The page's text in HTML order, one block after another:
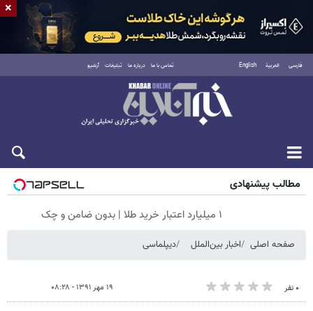
فارسی العربية English تماس با ما درباره ما تبلیغات آرشیو
شنبه ۱۷ مرداد ۱۴۰۵
مطالب پیشنهادی
۱ میلیارد اعتبار خرید طلا | بدون ضامن و چک
صفحه اصلی اخبار بین‌الملل دیپلماسی
۰ نفر ۱۹ مهر ۱۳۹۱ - ۰۸:۲۸
×